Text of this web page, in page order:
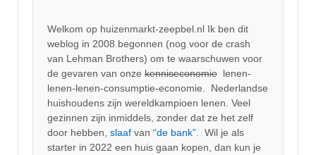
Welkom op huizenmarkt-zeepbel.nl Ik ben dit
weblog in 2008 begonnen (nog voor de crash
van Lehman Brothers) om te waarschuwen voor
de gevaren van onze kenniseconomie lenen-
lenen-lenen-consumptie-economie. Nederlandse
huishoudens zijn wereldkampioen lenen. Veel
gezinnen zijn inmiddels, zonder dat ze het zelf
door hebben, slaaf van “de bank”.
Wil je als
starter in 2022 een huis gaan kopen, dan kun je